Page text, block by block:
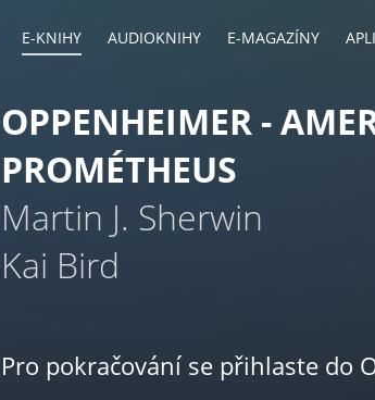
E-KNIHY AUDIOKNIHY E-MAGAZÍNY
OPPENHEIMER -
PROMÉTHEUS
Martin J. Sherwin
Kai Bird
Pro pokračování se přihlaste do